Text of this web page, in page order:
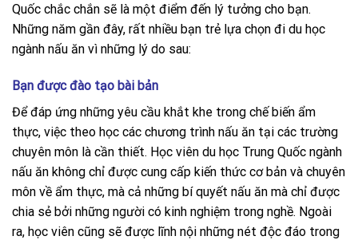
Quốc chắc chắn sẽ là một điểm đến lý tưởng cho bạn.
Những năm gần đây, rất nhiều bạn trẻ lựa chọn đi du học
ngành nấu ăn vì những lý do sau:
Bạn được đào tạo bài bản
Để đáp ứng những yêu cầu khắt khe trong chế biến ẩm
thực, việc theo học các chương trình nấu ăn tại các trường
chuyên môn là cần thiết. Học viên du học Trung Quốc ngành
nấu ăn không chỉ được cung cấp kiến thức cơ bản và chuyên
môn về ẩm thực, mà cả những bí quyết nấu ăn mà chỉ được
chia sẻ bởi những người có kinh nghiệm trong nghề. Ngoài
ra, học viên cũng sẽ được lĩnh nội những nét độc đáo trong